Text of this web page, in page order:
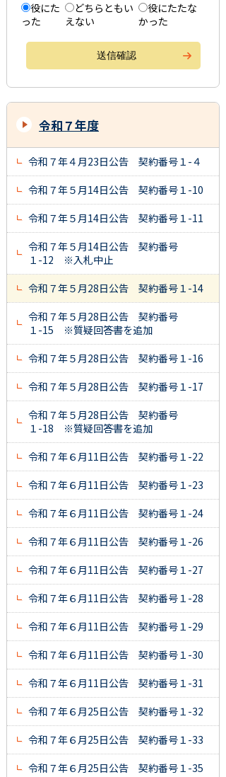
役にた
った
どちらともい
えない
役にたたな
かった
令和７年度
令和７年４月23日公告 契約番号１-４
令和７年５月14日公告 契約番号１-10
令和７年５月14日公告 契約番号１-11
令和７年５月14日公告 契約番号
１-12 ※入札中止
令和７年５月28日公告 契約番号１-14
令和７年５月28日公告 契約番号
１-15 ※質疑回答書を追加
令和７年５月28日公告 契約番号１-16
令和７年５月28日公告 契約番号１-17
令和７年５月28日公告 契約番号
１-18 ※質疑回答書を追加
令和７年６月11日公告 契約番号１-22
令和７年６月11日公告 契約番号１-23
令和７年６月11日公告 契約番号１-24
令和７年６月11日公告 契約番号１-26
令和７年６月11日公告 契約番号１-27
令和７年６月11日公告 契約番号１-28
令和７年６月11日公告 契約番号１-29
令和７年６月11日公告 契約番号１-30
令和７年６月11日公告 契約番号１-31
令和７年６月25日公告 契約番号１-32
令和７年６月25日公告 契約番号１-33
令和７年６月25日公告 契約番号１-35